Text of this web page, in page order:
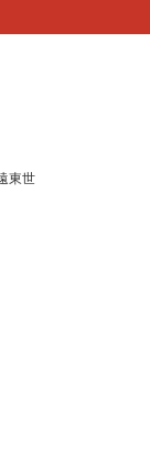
東世